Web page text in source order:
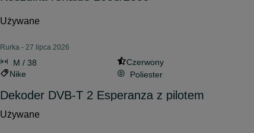
Używane
Rurka - 27 lipca 2026
M / 38
Czerwony
Nike
Poliester
Dekoder DVB-T 2 Esperanza z pilotem
Używane